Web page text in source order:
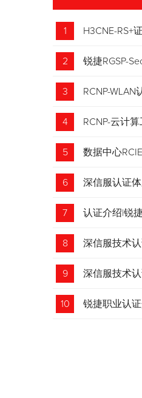
1 H3CNE-RS+
2 锐捷RGSP-
3 RCNP-WLAN
4 RCNP-云计
5 数据中心
6 深信服认证
7 认证介绍|锐
8 深信服技术
9 深信服技术
10 锐捷职业认